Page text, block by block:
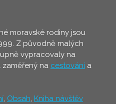
moravské rodiny jsou
Z původně malých
vypracovaly na
na cestování a
, Obsah, Kniha návštěv